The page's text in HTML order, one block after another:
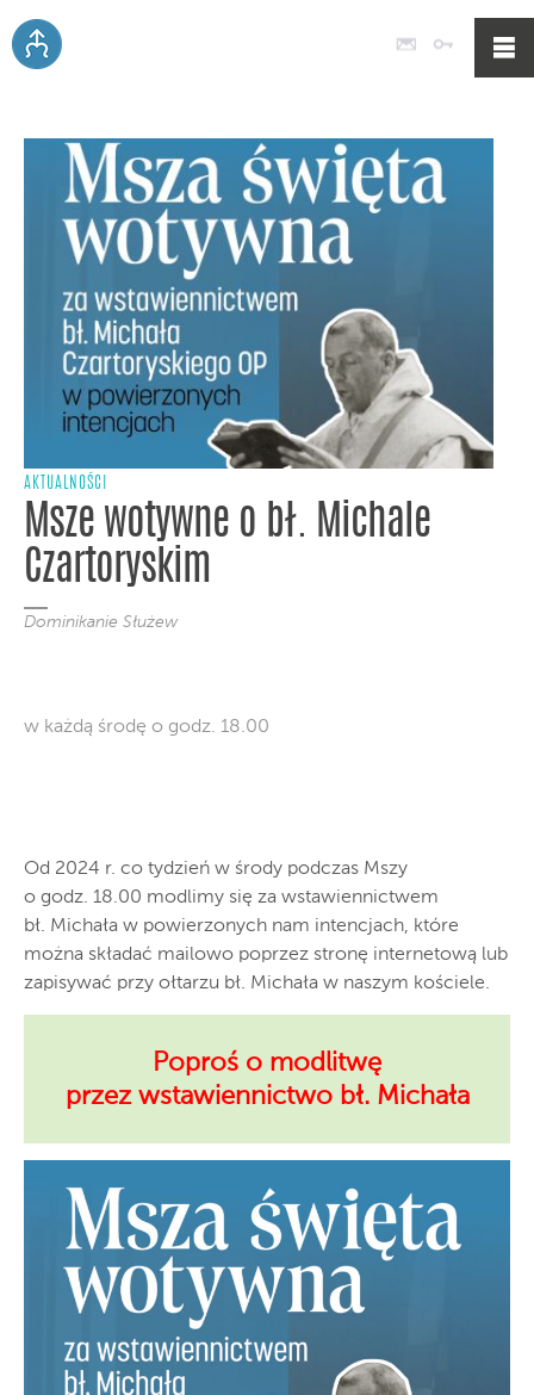
Poczta
AKTUALNOŚCI
Msze wotywne o bł. Michale
Czartoryskim
Dominikanie Służew
w każdą środę o godz. 18.00
Od 2024 r. co tydzień w środy podczas Mszy
o godz. 18.00 modlimy się za wstawiennictwem
bł. Michała w powierzonych nam intencjach, które
można składać mailowo poprzez stronę internetową lub
zapisywać przy ołtarzu bł. Michała w naszym kościele.
Poproś o modlitwę
przez wstawiennictwo bł. Michała